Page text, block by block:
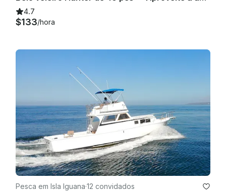
4.7
$133/hora
Pesca em Isla Iguana·12 convidados